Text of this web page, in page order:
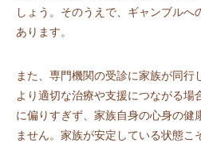
しょう。そのうえで、ギャンブルへ
あります。
また、専門機関の受診に家族が同行
より適切な治療や支援につながる場
に偏りすぎず、家族自身の心身の健
ません。家族が安定している状態こ